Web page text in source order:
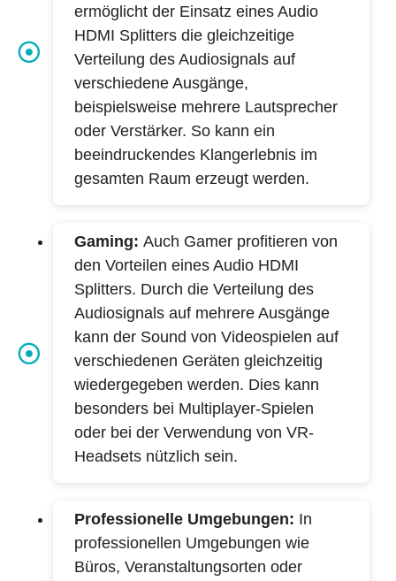
ermöglicht der Einsatz eines Audio
HDMI Splitters die gleichzeitige
Verteilung des Audiosignals auf
verschiedene Ausgänge,
beispielsweise mehrere Lautsprecher
oder Verstärker. So kann ein
beeindruckendes Klangerlebnis im
gesamten Raum erzeugt werden.
Gaming: Auch Gamer profitieren von
den Vorteilen eines Audio HDMI
Splitters. Durch die Verteilung des
Audiosignals auf mehrere Ausgänge
kann der Sound von Videospielen auf
verschiedenen Geräten gleichzeitig
wiedergegeben werden. Dies kann
besonders bei Multiplayer-Spielen
oder bei der Verwendung von VR-
Headsets nützlich sein.
Professionelle Umgebungen: In
professionellen Umgebungen wie
Büros, Veranstaltungsorten oder